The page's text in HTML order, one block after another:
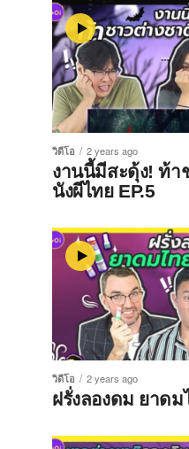
วิดีโอ 2 years ago
งานนี้มีสะดุ้ง! ท้า
นังผีไทย EP.5
วิดีโอ 2 years ago
ฝรั่งลองดม ยาด